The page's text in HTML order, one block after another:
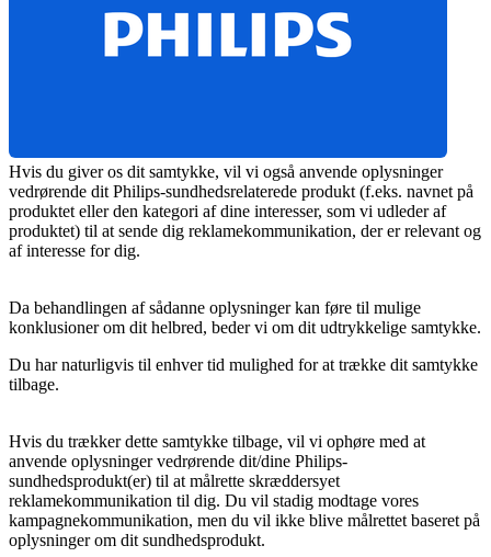
Hvis du giver os dit samtykke, vil vi også anvende oplysninger
vedrørende dit Philips-sundhedsrelaterede produkt (f.eks. navnet på
produktet eller den kategori af dine interesser, som vi udleder af
produktet) til at sende dig reklamekommunikation, der er relevant og
af interesse for dig.
Da behandlingen af sådanne oplysninger kan føre til mulige
konklusioner om dit helbred, beder vi om dit udtrykkelige samtykke.
Du har naturligvis til enhver tid mulighed for at trække dit samtykke
tilbage.
Hvis du trækker dette samtykke tilbage, vil vi ophøre med at
anvende oplysninger vedrørende dit/dine Philips-
sundhedsprodukt(er) til at målrette skræddersyet
reklamekommunikation til dig. Du vil stadig modtage vores
kampagnekommunikation, men du vil ikke blive målrettet baseret på
oplysninger om dit sundhedsprodukt.